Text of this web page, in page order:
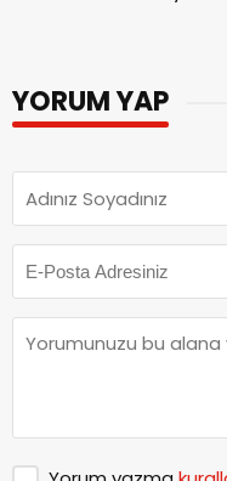
YORUM YAP